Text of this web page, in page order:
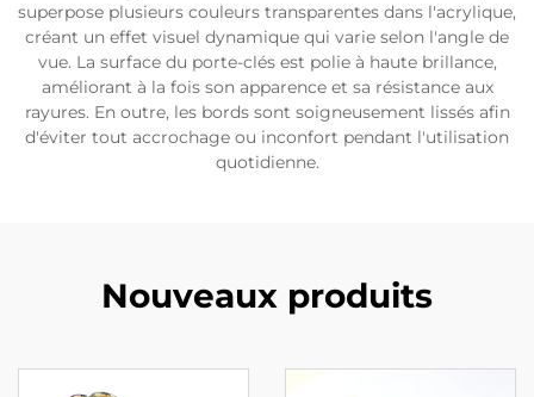
superpose plusieurs couleurs transparentes dans l'acrylique,
créant un effet visuel dynamique qui varie selon l'angle de
vue. La surface du porte-clés est polie à haute brillance,
améliorant à la fois son apparence et sa résistance aux
rayures. En outre, les bords sont soigneusement lissés afin
d'éviter tout accrochage ou inconfort pendant l'utilisation
quotidienne.
Nouveaux produits